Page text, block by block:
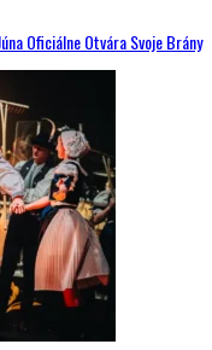
Oficiálne Otvára Svoje Brány